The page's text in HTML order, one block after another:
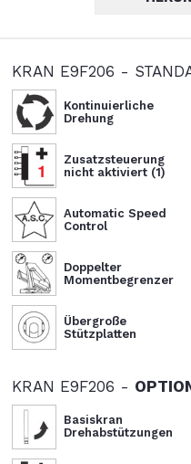
KRAN E9F206 -
Kontinuierliche
Drehung
Zusatzsteuerung
nicht aktiviert (1)
Automatic Speed
Control
Doppelter
Momentbegrenzer
Übergroße
Stützplatten
KRAN E9F206 -
Basiskran
Drehabstützungen